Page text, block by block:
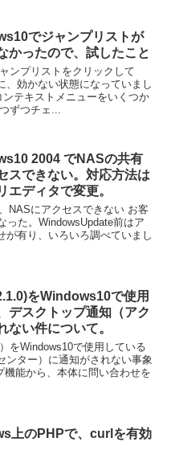
でジャンプリストが
かったので、試したこと
ンプリストをクリックして
、効かない状態になっていまし
テキストメニューをいくつか
ずつチェ...
2004 でNASの共有
スできない。対応方法は
エディタで変更。
NASにアクセスできない お客
った。WindowsUpdate前はア
が有り、いろいろ調べていまし
をWindows10で使用
デスクトップ通知（アク
ない件について。
をWindows10で使用している
ンター）に通知がされない事象
能から、本体に問い合わせを
上のPHPで、curlを有効